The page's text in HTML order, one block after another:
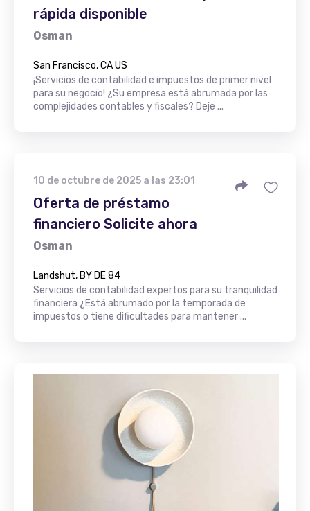
rápida disponible
Osman
San Francisco, CA US
¡Servicios de contabilidad e impuestos de primer nivel
para su negocio! ¿Su empresa está abrumada por las
complejidades contables y fiscales? Deje ...
10 de octubre de 2025 a las 23:01
Oferta de préstamo
financiero Solicite ahora
Osman
Landshut, BY DE 84
Servicios de contabilidad expertos para su tranquilidad
financiera ¿Está abrumado por la temporada de
impuestos o tiene dificultades para mantener ...